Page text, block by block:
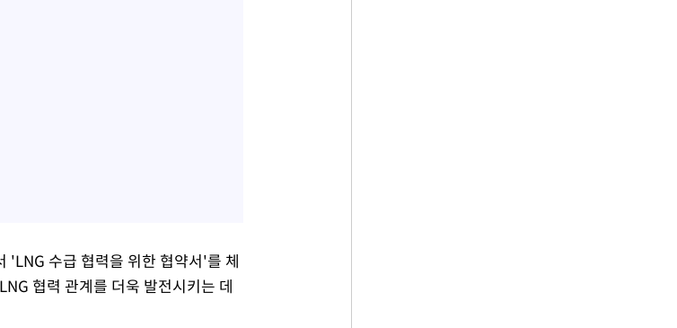
'LNG 수급 협력을 위한 협약서'를 체
협력 관계를 더욱 발전시키는 데